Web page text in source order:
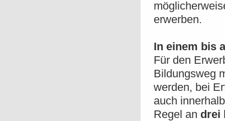
erwerben.
In einem bis
Für den
Bildungsweg
werden, bei
auch
Regel an drei